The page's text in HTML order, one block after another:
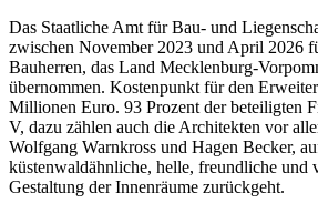
Das Staatliche Amt für Bau- und
zwischen November 2023 und April 2026
Bauherren, das Land Mecklenburg-
übernommen. Kostenpunkt für den
Millionen Euro. 93 Prozent der beteiligten
V, dazu zählen auch die Architekten vor
Wolfgang Warnkross und Hagen Becker,
küstenwaldähnliche, helle, freundliche und
Gestaltung der Innenräume zurückgeht.